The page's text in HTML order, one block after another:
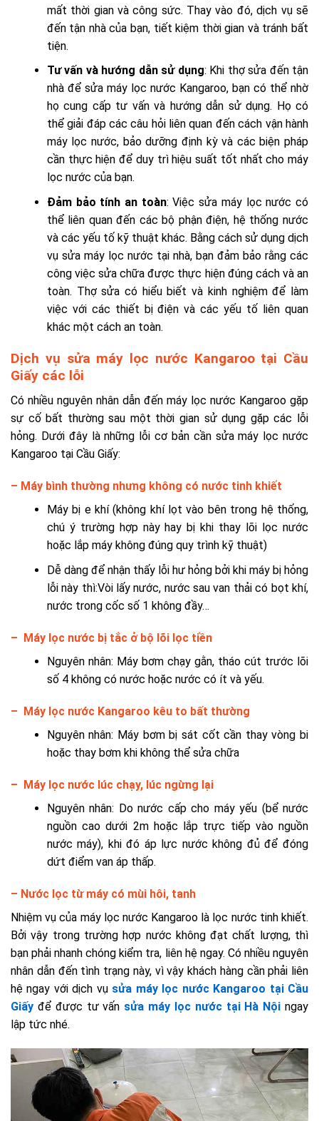
mất thời gian và công sức. Thay vào đó, dịch vụ sẽ
đến tận nhà của bạn, tiết kiệm thời gian và tránh bất
tiện.
Tư vấn và hướng dẫn sử dụng: Khi thợ sửa đến tận
nhà để sửa máy lọc nước Kangaroo, bạn có thể nhờ
họ cung cấp tư vấn và hướng dẫn sử dụng. Họ có
thể giải đáp các câu hỏi liên quan đến cách vận hành
máy lọc nước, bảo dưỡng định kỳ và các biện pháp
cần thực hiện để duy trì hiệu suất tốt nhất cho máy
lọc nước của bạn.
Đảm bảo tính an toàn: Việc sửa máy lọc nước có
thể liên quan đến các bộ phận điện, hệ thống nước
và các yếu tố kỹ thuật khác. Bằng cách sử dụng dịch
vụ sửa máy lọc nước tại nhà, bạn đảm bảo rằng các
công việc sửa chữa được thực hiện đúng cách và an
toàn. Thợ sửa có hiểu biết và kinh nghiệm để làm
việc với các thiết bị điện và các yếu tố liên quan
khác một cách an toàn.
Dịch vụ sửa máy lọc nước Kangaroo tại Cầu
Giấy các lỗi
Có nhiều nguyên nhân dẫn đến máy lọc nước Kangaroo gặp
sự cố bất thường sau một thời gian sử dụng gặp các lỗi
hỏng. Dưới đây là những lỗi cơ bản cần sửa máy lọc nước
Kangaroo tại Cầu Giấy:
– Máy bình thường nhưng không có nước tinh khiết
Máy bị e khí (không khí lọt vào bên trong hệ thống,
chú ý trường hợp này hay bị khi thay lõi lọc nước
hoặc lắp máy không đúng quy trình kỹ thuật)
Dễ dàng để nhận thấy lỗi hư hỏng bởi khi máy bị hỏng
lỗi này thì:Vòi lấy nước, nước sau van thải có bọt khí,
nước trong cốc số 1 không đầy…
– Máy lọc nước bị tắc ở bộ lõi lọc tiền
Nguyên nhân: Máy bơm chạy gằn, tháo cút trước lõi
số 4 không có nước hoặc nước có ít và yếu.
– Máy lọc nước Kangaroo kêu to bất thường
Nguyên nhân: Máy bơm bị sát cốt cần thay vòng bi
hoặc thay bơm khi không thể sửa chữa
– Máy lọc nước lúc chạy, lúc ngừng lại
Nguyên nhân: Do nước cấp cho máy yếu (bể nước
nguồn cao dưới 2m hoặc lắp trực tiếp vào nguồn
nước máy), khi đó áp lực nước không đủ để đóng
dứt điểm van áp thấp.
– Nước lọc từ máy có mùi hôi, tanh
Nhiệm vụ của máy lọc nước Kangaroo là lọc nước tinh khiết.
Bởi vậy trong trường hợp nước không đạt chất lượng, thì
bạn phải nhanh chóng kiểm tra, liên hệ ngay. Có nhiều nguyên
nhân dẫn đến tình trạng này, vì vậy khách hàng cần phải liên
hệ ngay với dịch vụ sửa máy lọc nước Kangaroo tại Cầu
Giấy để được tư vấn sửa máy lọc nước tại Hà Nội ngay
lập tức nhé.